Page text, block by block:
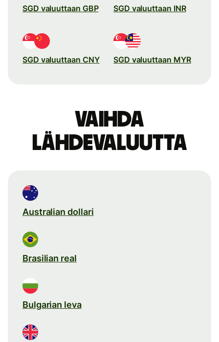
SGD valuuttaan GBP SGD valuuttaan INR
SGD valuuttaan CNY SGD valuuttaan MYR
Vaihda
lähdevaluutta
Australian dollari
Brasilian real
Bulgarian leva